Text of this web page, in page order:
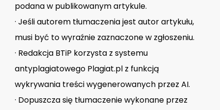
podana w publikowanym artykule.
· Jeśli autorem tłumaczenia jest autor artykułu,
musi być to wyraźnie zaznaczone w zgłoszeniu.
· Redakcja BTiP korzysta z systemu
antyplagiatowego Plagiat.pl z funkcją
wykrywania treści wygenerowanych przez AI.
· Dopuszcza się tłumaczenie wykonane przez